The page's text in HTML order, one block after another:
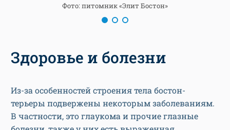
Фото: питомник «Элит Бостон»
Здоровье и болезни
Из-за особенностей строения тела бостон-
терьеры подвержены некоторым заболеваниям.
В частности, это глаукома и прочие глазные